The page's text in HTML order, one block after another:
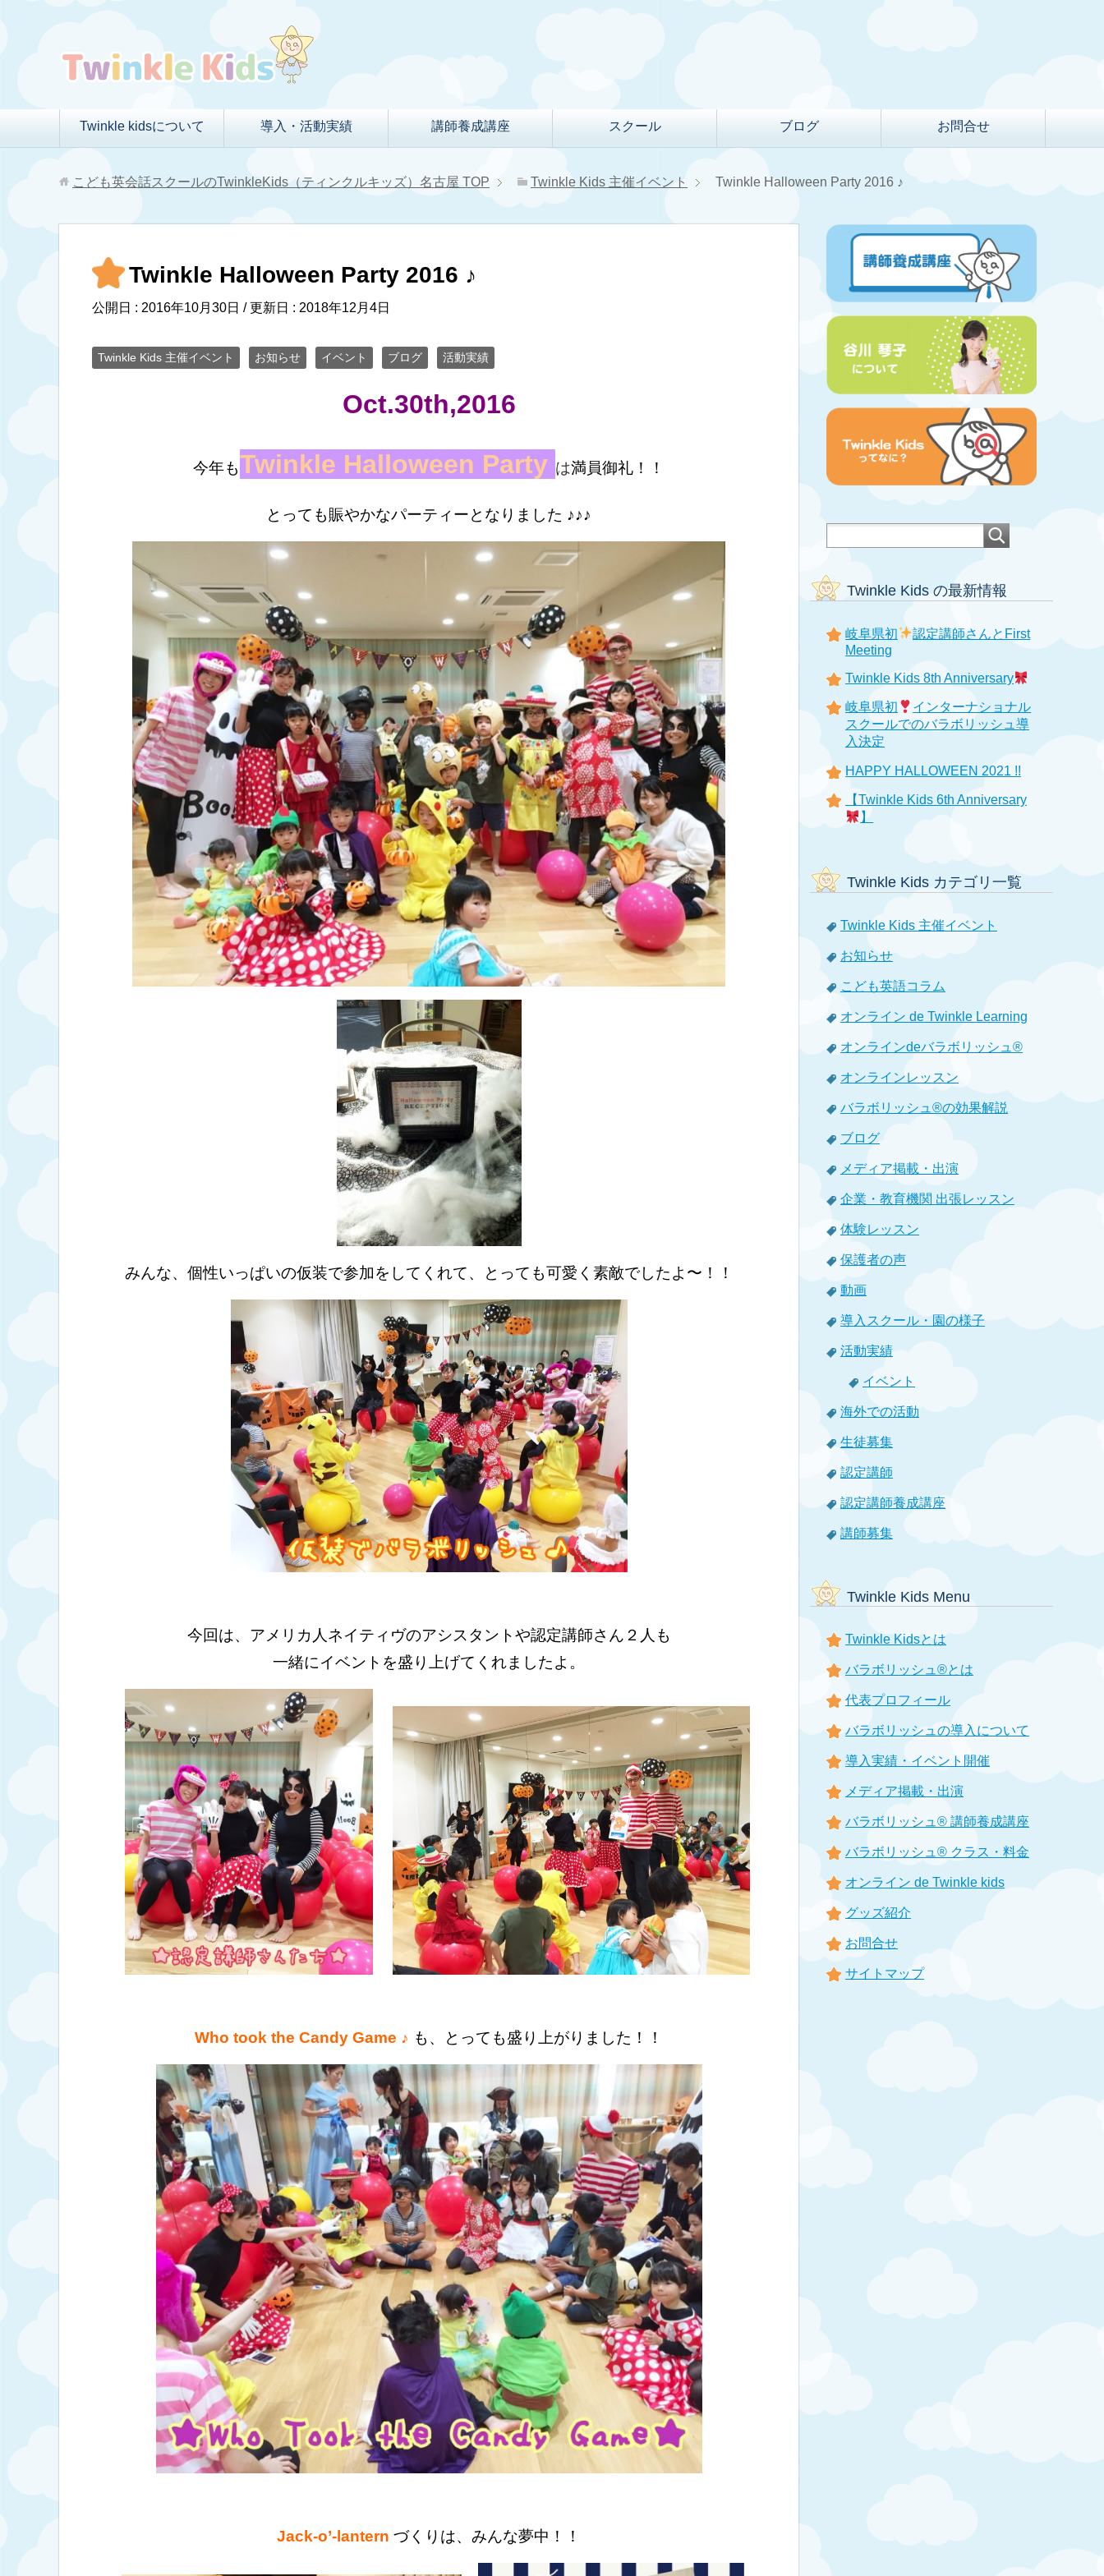
Twinkle kidsについて 導入・活動実績 講師養成講座 スクール ブログ お問合せ
こども英会話スクールのTwinkleKids（ティンクルキッズ）名古屋 TOP Twinkle Kids 主催イベント Twinkle Halloween Party 2016 ♪
Twinkle Halloween Party 2016 ♪
公開日 : 2016年10月30日 / 更新日 : 2018年12月4日
Twinkle Kids 主催イベント お知らせ イベント ブログ 活動実績
Oct.30th,2016
今年もTwinkle Halloween Party は満員御礼！！
とっても賑やかなパーティーとなりました ♪♪♪
みんな、個性いっぱいの仮装で参加をしてくれて、とっても可愛く素敵でしたよ〜！！
今回は、アメリカ人ネイティヴのアシスタントや認定講師さん２人も
一緒にイベントを盛り上げてくれましたよ。
Who took the Candy Game ♪ も、とっても盛り上がりました！！
Jack-o’-lantern づくりは、みんな夢中！！
Twinkle Kids の最新情報
岐阜県初
認定講師さんとFirst
Meeting
Twinkle Kids 8th Anniversary
岐阜県初
インターナショナル
スクールでのバラボリッシュ導
入決定
HAPPY HALLOWEEN 2021 !!
【Twinkle Kids 6th Anniversary
】
Twinkle Kids カテゴリ一覧
Twinkle Kids 主催イベント
お知らせ
こども英語コラム
オンライン de Twinkle Learning
オンラインdeバラボリッシュ®
オンラインレッスン
バラボリッシュ®の効果解説
ブログ
メディア掲載・出演
企業・教育機関 出張レッスン
体験レッスン
保護者の声
動画
導入スクール・園の様子
活動実績
イベント
海外での活動
生徒募集
認定講師
認定講師養成講座
講師募集
Twinkle Kids Menu
Twinkle Kidsとは
バラボリッシュ®とは
代表プロフィール
バラボリッシュの導入について
導入実績・イベント開催
メディア掲載・出演
バラボリッシュ® 講師養成講座
バラボリッシュ® クラス・料金
オンライン de Twinkle kids
グッズ紹介
お問合せ
サイトマップ